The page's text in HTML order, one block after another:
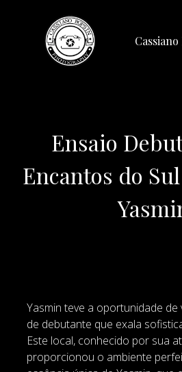
Ensaio
Encantos do
Yasmin teve a oportunidade de
de debutante que exala
Este local, conhecido por sua
proporcionou o ambiente